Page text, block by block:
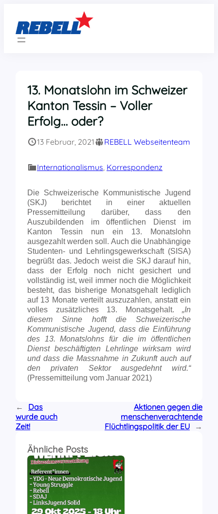
springen
13. Monatslohn im Schweizer
Kanton Tessin – Voller
Erfolg… oder?
13 Februar, 2021 REBELL Webseitenteam
Internationalismus Korrespondenz
Die Schweizerische Kommunistische Jugend
(SKJ) berichtet in einer aktuellen
Pressemitteilung darüber, dass den
Auszubildenden im öffentlichen Dienst im
Kanton Tessin nun ein 13. Monatslohn
ausgezahlt werden soll. Auch die Unabhängige
Studenten- und Lehrlingsgewerkschaft (SISA)
begrüßt das. Jedoch weist die SKJ darauf hin,
dass der Erfolg noch nicht gesichert und
vollständig ist, weil immer noch die Möglichkeit
besteht, das bisherige Monatsgehalt lediglich
auf 13 Monate verteilt auszuzahlen, anstatt ein
volles zusätzliches 13. Monatsgehalt. „In
diesem Sinne hofft die Schweizerische
Kommunistische Jugend, dass die Einführung
des 13. Monatslohns für die im öffentlichen
Dienst beschäftigten Lehrlinge wirksam wird
und dass die Massnahme in Zukunft auch auf
den privaten Sektor ausgedehnt wird.“
(Pressemitteilung vom Januar 2021)
←
Das
wurde auch
Zeit!
Aktionen gegen die
menschenverachtende
Flüchtlingspolitik der EU
→
Ähnliche Posts